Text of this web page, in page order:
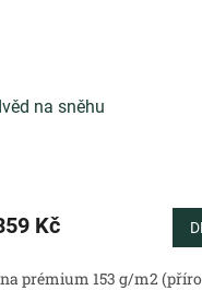
standard (přírodní)
satén 130 g/m2 (přírodní)
na sněhu
Kč
prémium 153 g/m2